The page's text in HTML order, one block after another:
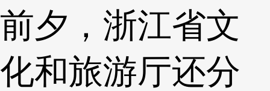
前夕，浙江省文
化和旅游厅还分